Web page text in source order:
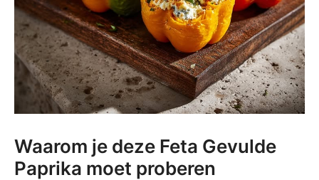
Waarom je deze Feta Gevulde
Paprika moet proberen